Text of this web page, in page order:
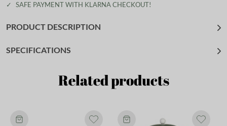
✓
SAFE PAYMENT WITH KLARNA CHECKOUT!
PRODUCT DESCRIPTION
SPECIFICATIONS
Related products